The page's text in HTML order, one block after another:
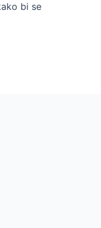
bi se